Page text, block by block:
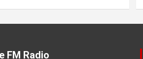
FM Radio